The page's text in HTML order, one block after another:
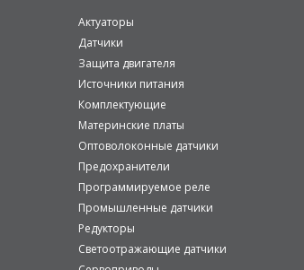
Актуаторы
Датчики
Защита двигателя
Источники питания
Комплектующие
Материнские платы
Оптоволоконные датчики
Предохранители
Программируемое реле
Промышленные датчики
Редукторы
Светоотражающие датчики